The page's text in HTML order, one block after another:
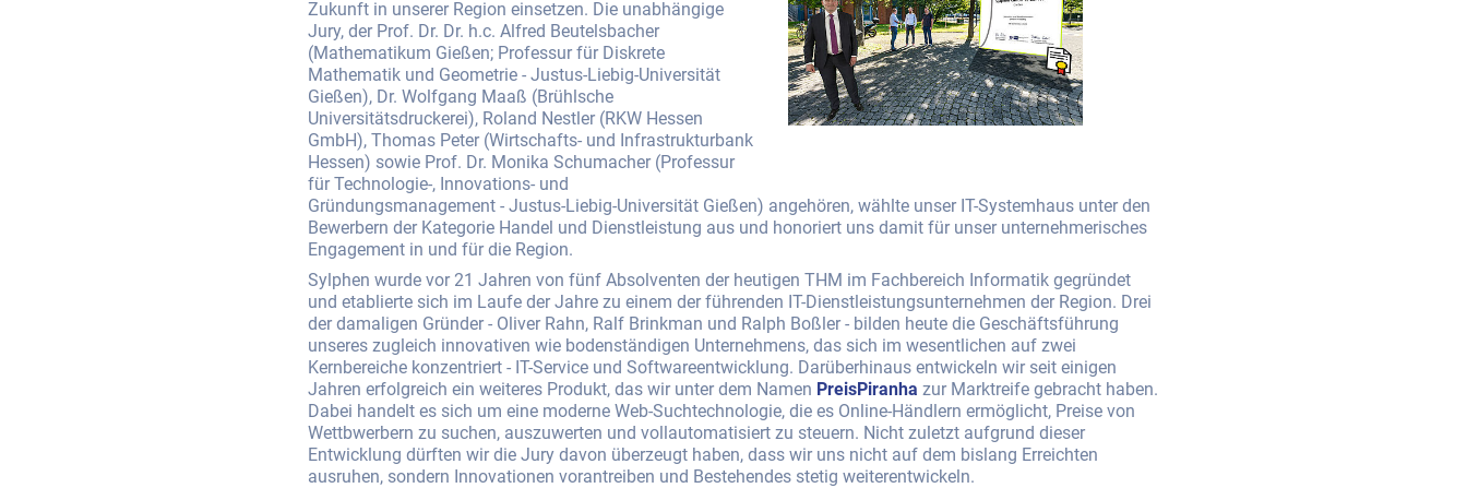
Zukunft in unserer Region einsetzen. Die unabhängige
Jury, der Prof. Dr. Dr. h.c. Alfred Beutelsbacher
(Mathematikum Gießen; Professur für Diskrete
Mathematik und Geometrie - Justus-Liebig-Universität
Gießen), Dr. Wolfgang Maaß (Brühlsche
Universitätsdruckerei), Roland Nestler (RKW Hessen
GmbH), Thomas Peter (Wirtschafts- und Infrastrukturbank
Hessen) sowie Prof. Dr. Monika Schumacher (Professur
für Technologie-, Innovations- und
Gründungsmanagement - Justus-Liebig-Universität Gießen) angehören, wählte unser IT-Systemhaus unter den
Bewerbern der Kategorie Handel und Dienstleistung aus und honoriert uns damit für unser unternehmerisches
Engagement in und für die Region.
Sylphen wurde vor 21 Jahren von fünf Absolventen der heutigen THM im Fachbereich Informatik gegründet
und etablierte sich im Laufe der Jahre zu einem der führenden IT-Dienstleistungsunternehmen der Region. Drei
der damaligen Gründer - Oliver Rahn, Ralf Brinkman und Ralph Boßler - bilden heute die Geschäftsführung
unseres zugleich innovativen wie bodenständigen Unternehmens, das sich im wesentlichen auf zwei
Kernbereiche konzentriert - IT-Service und Softwareentwicklung. Darüberhinaus entwickeln wir seit einigen
Jahren erfolgreich ein weiteres Produkt, das wir unter dem Namen PreisPiranha zur Marktreife gebracht haben.
Dabei handelt es sich um eine moderne Web-Suchtechnologie, die es Online-Händlern ermöglicht, Preise von
Wettbwerbern zu suchen, auszuwerten und vollautomatisiert zu steuern. Nicht zuletzt aufgrund dieser
Entwicklung dürften wir die Jury davon überzeugt haben, dass wir uns nicht auf dem bislang Erreichten
ausruhen, sondern Innovationen vorantreiben und Bestehendes stetig weiterentwickeln.